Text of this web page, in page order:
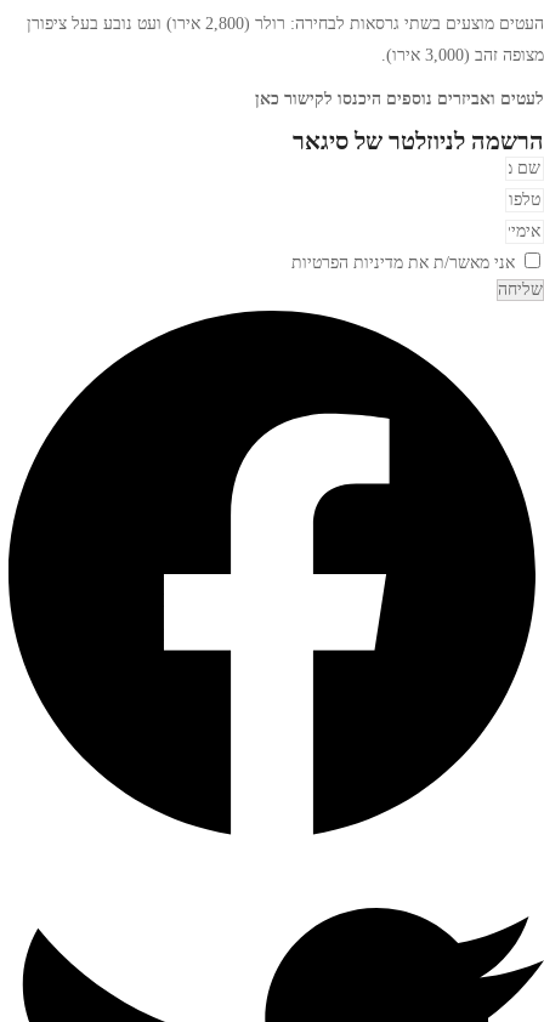
העטים מוצעים בשתי גרסאות לבחירה: רולר (2,800 אירו) ועט נובע בעל ציפורן
מצופה זהב (3,000 אירו).
לעטים ואביזרים נוספים היכנסו לקישור כאן
הרשמה לניוזלטר של סיגאר
אני מאשר/ת את מדיניות הפרטיות
שליחה